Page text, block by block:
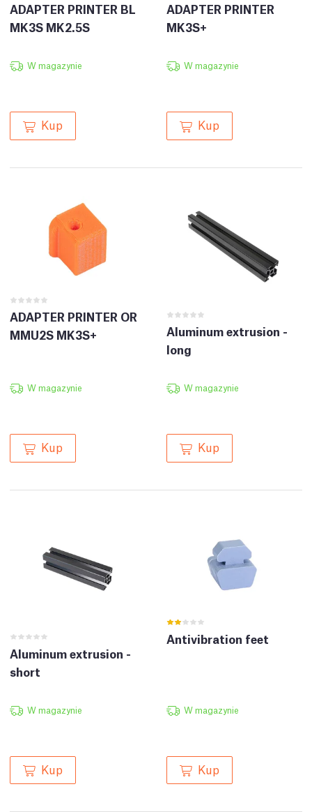
ADAPTER PRINTER BL
MK3S MK2.5S
W magazynie
Kup
ADAPTER PRINTER
MK3S+
W magazynie
Kup
ADAPTER PRINTER OR
MMU2S MK3S+
W magazynie
Kup
Aluminum extrusion -
long
W magazynie
Kup
Aluminum extrusion -
short
W magazynie
Kup
Antivibration feet
W magazynie
Kup